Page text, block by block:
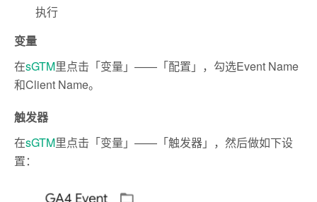
执行
变量
在sGTM里点击「变量」——「配置」，勾选Event Name
和Client Name。
触发器
在sGTM里点击「变量」——「触发器」，然后做如下设
置：